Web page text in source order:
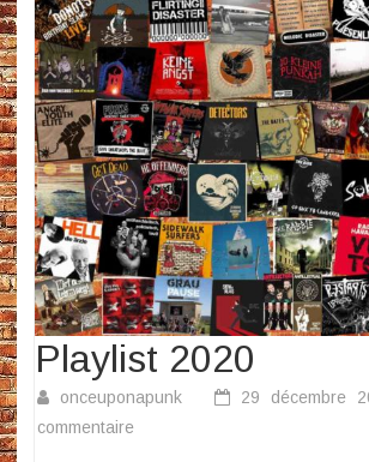
Playlist 2020
onceuponapunk 29 décembre
commentaire